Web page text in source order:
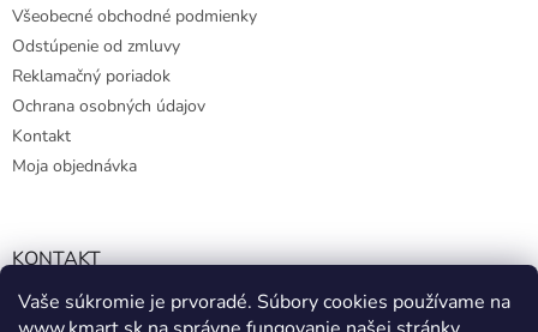
Vaše súkromie je prvoradé. Súbory cookies používame na
Všeobecné obchodné podmienky
Odstúpenie od zmluvy
Reklamačný poriadok
Ochrana osobných údajov
Kontakt
Moja objednávka
KONTAKT
info@kmart.sk